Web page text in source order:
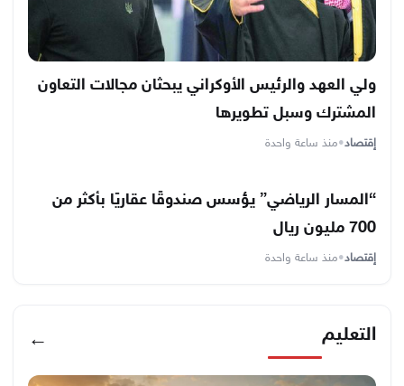
ولي العهد والرئيس الأوكراني يبحثان مجالات التعاون
المشترك وسبل تطويرها
إقتصاد•منذ ساعة واحدة
“المسار الرياضي” يؤسس صندوقًا عقاريًا بأكثر من
700 مليون ريال
إقتصاد•منذ ساعة واحدة
التعليم ←